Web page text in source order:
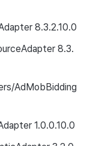
8.3.2.10.0
8.3.
AdMobBidding
1.0.0.10.0